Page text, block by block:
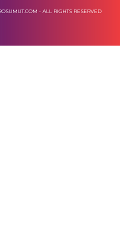
- ALL RIGHTS RESERVED